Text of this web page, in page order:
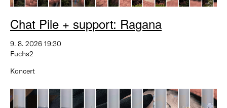
Chat Pile + support: Ragana
9. 8. 2026 19:30
Fuchs2
Koncert